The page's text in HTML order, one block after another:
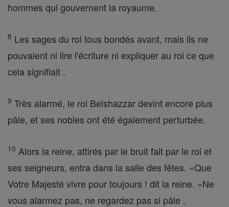
hommes qui gouvernent la royaume.
8 Les sages du roi tous bondés avant, mais ils ne
pouvaient ni lire l'écriture ni expliquer au roi ce que
cela signifiait .
9 Très alarmé, le roi Belshazzar devint encore plus
pâle, et ses nobles ont été également perturbée.
10 Alors la reine, attirés par le bruit fait par le roi et
ses seigneurs, entra dans la salle des fêtes. «Que
Votre Majesté vivre pour toujours ! dit la reine. «Ne
vous alarmez pas, ne regardez pas si pâle .